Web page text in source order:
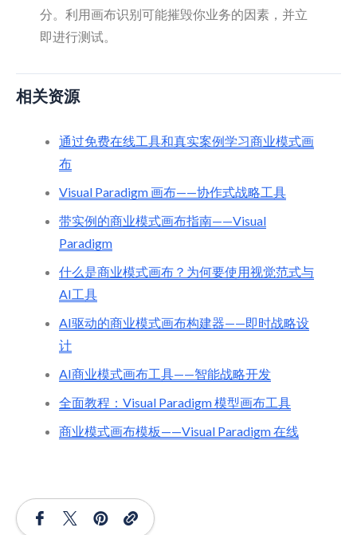
分。利用画布识别可能摧毁你业务的因素，并立
即进行测试。
相关资源
通过免费在线工具和真实案例学习商业模式画
布
Visual Paradigm 画布——协作式战略工具
带实例的商业模式画布指南——Visual
Paradigm
什么是商业模式画布？为何要使用视觉范式与
AI工具
AI驱动的商业模式画布构建器——即时战略设
计
AI商业模式画布工具——智能战略开发
全面教程：Visual Paradigm 模型画布工具
商业模式画布模板——Visual Paradigm 在线